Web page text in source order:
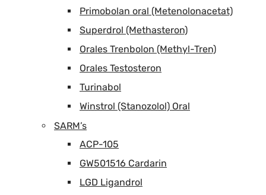
Primobolan oral (Metenolonacetat)
Superdrol (Methasteron)
Orales Trenbolon (Methyl-Tren)
Orales Testosteron
Turinabol
Winstrol (Stanozolol) Oral
SARM’s
ACP-105
GW501516 Cardarin
LGD Ligandrol